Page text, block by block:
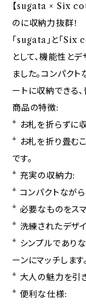
【sugata × Six
のに収納力抜群！
「sugata」と「
として、機能性と
ました。コンパク
ートに収納できる
商品の特徴:
* お札を折らずに
* お札を折り畳む
です。
* 充実の収納力:
* コンパクトながら
* 必要なものをス
* 洗練されたデザ
* シンプルであり
ーンにマッチします。
* 大人の魅力を引
* 便利な仕様: